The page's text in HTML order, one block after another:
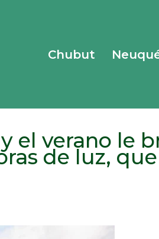
Chubut
el verano le
de luz,